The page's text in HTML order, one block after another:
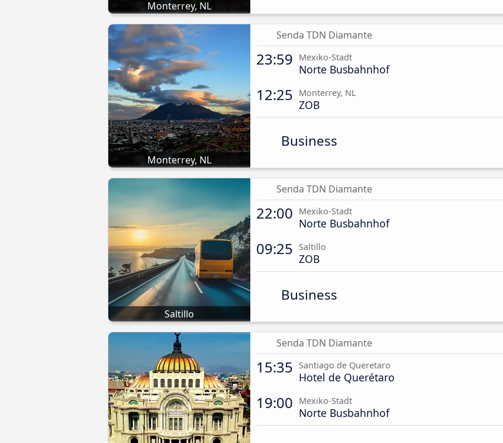
Monterrey, NL
Monterrey, NL
Senda TDN Diamante
23:59 Mexiko-Stadt
Norte Busbahnhof
12:25 Monterrey, NL
ZOB
Business
Saltillo
Senda TDN Diamante
22:00 Mexiko-Stadt
Norte Busbahnhof
09:25 Saltillo
ZOB
Business
Senda TDN Diamante
15:35 Santiago de Queretaro
Hotel de Querétaro
19:00 Mexiko-Stadt
Norte Busbahnhof